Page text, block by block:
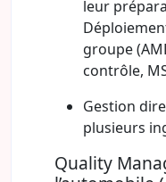
leur
groupe
contrôle,
Gestion
plusieurs
Quality